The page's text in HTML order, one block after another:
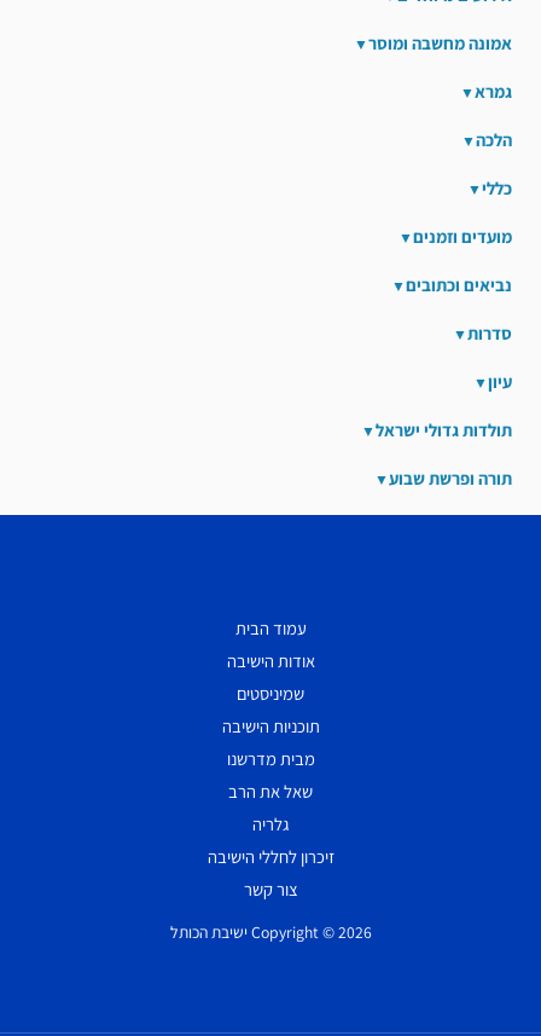
אמונה מחשבה ומוסר
גמרא
הלכה
כללי
מועדים וזמנים
נביאים וכתובים
סדרות
עיון
תולדות גדולי ישראל
תורה ופרשת שבוע
עמוד הבית
אודות הישיבה
שמיניסטים
תוכניות הישיבה
מבית מדרשנו
שאל את הרב
גלריה
זיכרון לחללי הישיבה
צור קשר
Copyright © 2026 ישיבת הכותל